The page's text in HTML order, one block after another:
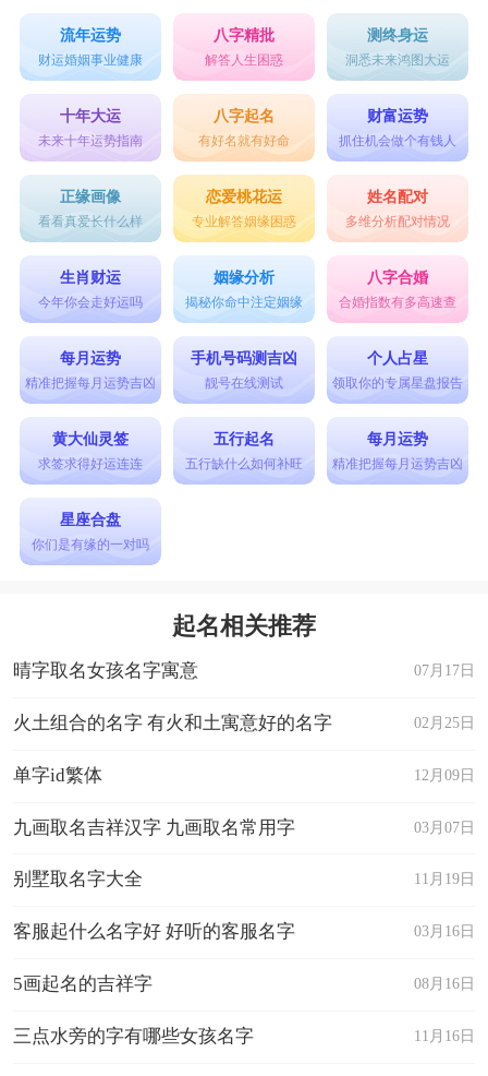
流年运势
财运婚姻事业健康
八字精批
解答人生困惑
测终身运
洞悉未来鸿图大运
十年大运
未来十年运势指南
八字起名
有好名就有好命
财富运势
抓住机会做个有钱人
正缘画像
看看真爱长什么样
恋爱桃花运
专业解答姻缘困惑
姓名配对
多维分析配对情况
生肖财运
今年你会走好运吗
姻缘分析
揭秘你命中注定姻缘
八字合婚
合婚指数有多高速查
每月运势
精准把握每月运势吉凶
手机号码测吉凶
靓号在线测试
个人占星
领取你的专属星盘报告
黄大仙灵签
求签求得好运连连
五行起名
五行缺什么如何补旺
每月运势
精准把握每月运势吉凶
星座合盘
你们是有缘的一对吗
起名相关推荐
07月17日
晴字取名女孩名字寓意
02月25日
火土组合的名字 有火和土寓意好的名字
12月09日
单字id繁体
03月07日
九画取名吉祥汉字 九画取名常用字
11月19日
别墅取名字大全
03月16日
客服起什么名字好 好听的客服名字
08月16日
5画起名的吉祥字
11月16日
三点水旁的字有哪些女孩名字